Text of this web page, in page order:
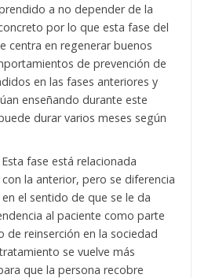
a no depender de la
por lo que esta fase del
centra en regenerar buenos
de prevención de
en las fases anteriores y
enseñando durante este
durar varios meses según
Esta fase está relacionada
la anterior, pero se diferencia
el sentido de que se le da
al paciente como parte
de reinserción en la sociedad
se vuelve más
que la persona recobre